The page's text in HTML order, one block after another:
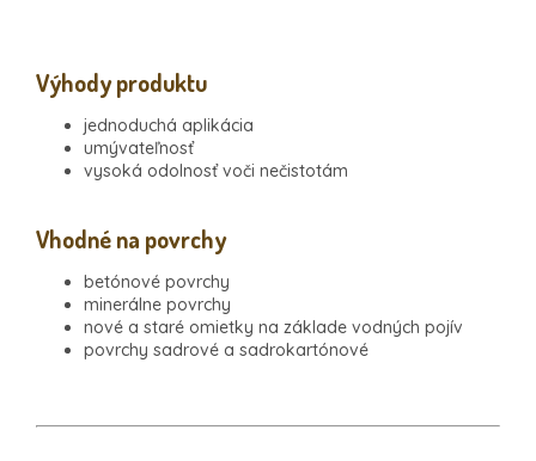
Výhody produktu
jednoduchá aplikácia
umývateľnosť
vysoká odolnosť voči nečistotám
Vhodné na povrchy
betónové povrchy
minerálne povrchy
nové a staré omietky na základe vodných pojív
povrchy sadrové a sadrokartónové